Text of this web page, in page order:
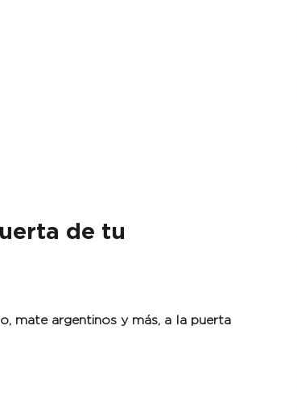
de tu
mate argentinos y más, a la puerta